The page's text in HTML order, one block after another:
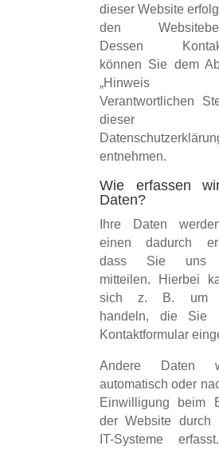
dieser Website
den
Dessen
können Sie dem
„Hinweis
Verantwortlichen
dieser
entnehmen.
Wie erfassen
Daten?
Ihre Daten
einen dadurch
dass Sie uns
mitteilen. Hierbei
sich z. B. um
handeln, die Sie
Kontaktformular
Andere Daten
automatisch oder
Einwilligung beim
der Website durch
IT-Systeme